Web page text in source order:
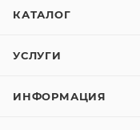
КАТАЛОГ
УСЛУГИ
ИНФОРМАЦИЯ